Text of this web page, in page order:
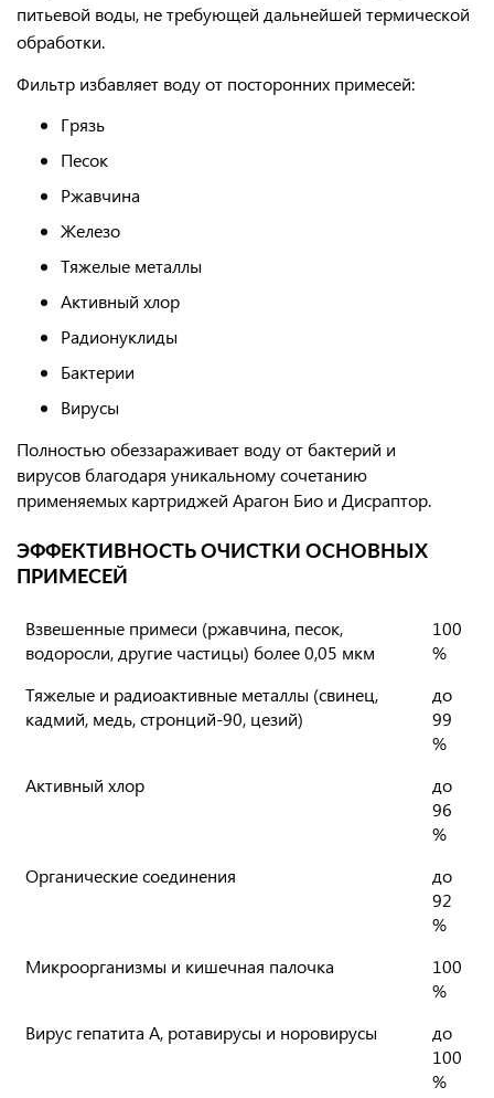
питьевой воды, не требующей дальнейшей термической
обработки.
Фильтр избавляет воду от посторонних примесей:
Грязь
Песок
Ржавчина
Железо
Тяжелые металлы
Активный хлор
Радионуклиды
Бактерии
Вирусы
Полностью обеззараживает воду от бактерий и
вирусов благодаря уникальному сочетанию
применяемых картриджей Арагон Био и Дисраптор.
ЭФФЕКТИВНОСТЬ ОЧИСТКИ ОСНОВНЫХ
ПРИМЕСЕЙ
Взвешенные примеси (ржавчина, песок,
водоросли, другие частицы) более 0,05 мкм
100
%
Тяжелые и радиоактивные металлы (свинец,
кадмий, медь, стронций-90, цезий)
до
99
%
Активный хлор
до
96
%
Органические соединения
до
92
%
Микроорганизмы и кишечная палочка
100
%
Вирус гепатита А, ротавирусы и норовирусы
до
100
%